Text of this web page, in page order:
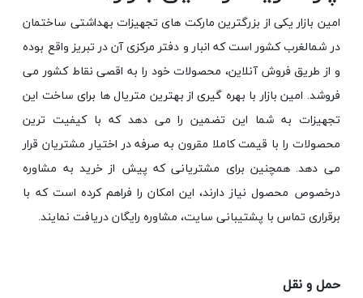
امین بازار یکی از بزرگترین مارکت های تجهیزات بهداشتی ساختمان
در شمالغرب کشور است که انبار و دفتر مرکزی آن در تبریز واقع بوده
و از طریق فروش آنلاین، محصولات خود را به اقصی نقاط کشور می
فروشد. امین بازار با بهره گیری از بهترین متریال ها برای ساخت این
تجهیزات به شما این تضمین را می دهد که با کیفیت ترین
محصولات را با قیمت کاملا مقرون به صرفه در اختیار مشتریان قرار
می دهد. همچنین برای مشتریانی که پیش از خرید به مشاوره
درخصوص محصول نیاز دارند، این امکان را فراهم کرده است که با
برقراری تماس با پشتیبانی سایت، مشاوره رایگان دریافت نمایند.
حمل و نقل